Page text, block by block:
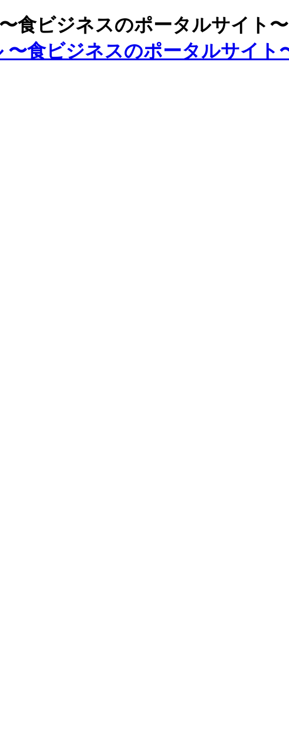
食ビジネスのポータルサイト〜